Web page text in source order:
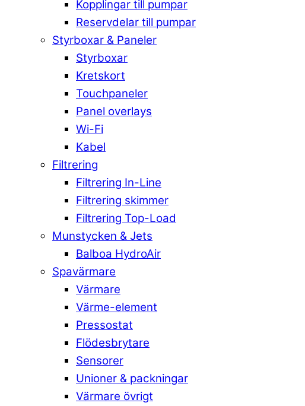
Kopplingar till pumpar
Reservdelar till pumpar
Styrboxar & Paneler
Styrboxar
Kretskort
Touchpaneler
Panel overlays
Wi-Fi
Kabel
Filtrering
Filtrering In-Line
Filtrering skimmer
Filtrering Top-Load
Munstycken & Jets
Balboa HydroAir
Spavärmare
Värmare
Värme-element
Pressostat
Flödesbrytare
Sensorer
Unioner & packningar
Värmare övrigt